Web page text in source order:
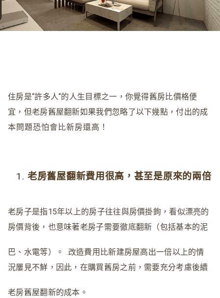
住房是“許多人“的人生目標之一，你覺得舊房比價格便
宜，但老房舊屋翻新如果我們忽略了以下幾點，付出的成
本問題恐怕會比新房還高！
老房舊屋翻新費用很高，甚至是原來的兩倍
老房子是指15年以上的房子往往與房價掛鉤，看似漂亮的
房價背後，也意味著老房子需要徹底翻新（包括基本的泥
巴、水電等）。 .改造費用比新建房屋高出一倍以上的情
況屢見不鮮，因此，在購買舊房之前，需要充分考慮後續
老房舊屋翻新的成本。